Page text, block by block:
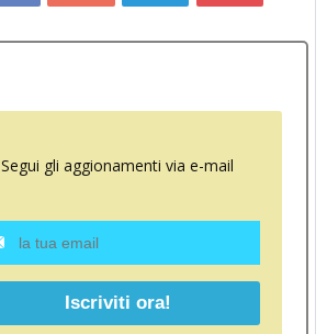
Segui gli aggionamenti via e-mail